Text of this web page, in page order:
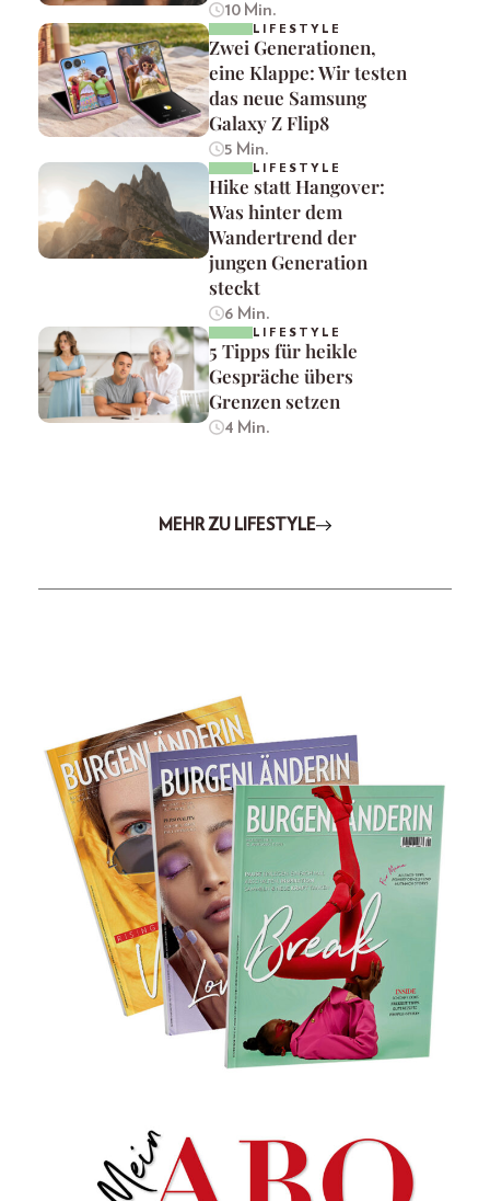
10 Min.
LIFESTYLE
Zwei Generationen,
eine Klappe: Wir testen
das neue Samsung
Galaxy Z Flip8
5 Min.
LIFESTYLE
Hike statt Hangover:
Was hinter dem
Wandertrend der
jungen Generation
steckt
6 Min.
LIFESTYLE
5 Tipps für heikle
Gespräche übers
Grenzen setzen
4 Min.
MEHR ZU LIFESTYLE